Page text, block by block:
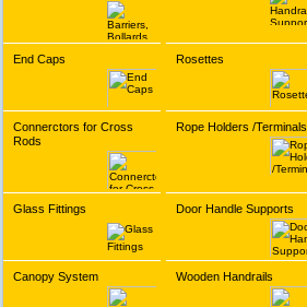
End Caps Rosettes
Connerctors for Cross
Rods
Rope Holders /Terminals
Glass Fittings Door Handle Supports
Canopy System Wooden Handrails